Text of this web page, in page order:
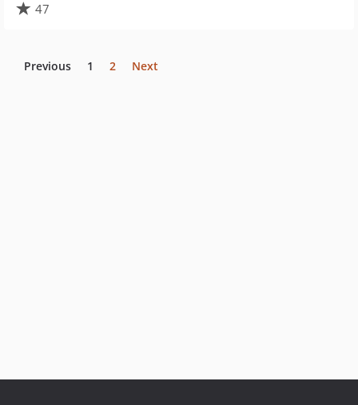
47
Previous 1 2 Next